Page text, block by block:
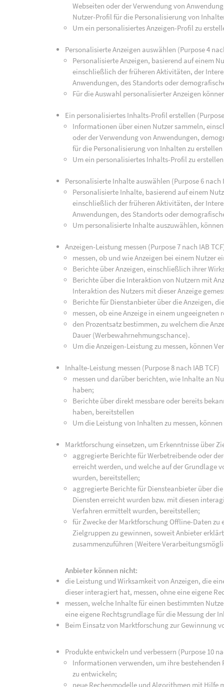
Webseiten oder der Verwendung von
Nutzer-Profil für die Personalisierung von
Um ein personalisiertes Anzeigen-Profil zu
Personalisierte Anzeigen auswählen (Purpose 4
Personalisierte Anzeigen, basierend auf einem
einschließlich der früheren Aktivitäten, der
Anwendungen, des Standorts oder
Für die Auswahl personalisierter Anzeigen
Ein personalisiertes Inhalts-Profil erstellen
Informationen über einen Nutzer sammeln,
oder der Verwendung von Anwendungen,
für die Personalisierung von Inhalten zu
Um ein personalisiertes Inhalts-Profil zu
Personalisierte Inhalte auswählen (Purpose 6 nach
Personalisierte Inhalte, basierend auf einem
einschließlich der früheren Aktivitäten, der
Anwendungen, des Standorts oder
Um personalisierte Inhalte auszuwählen,
Anzeigen-Leistung messen (Purpose 7 nach IAB
messen, ob und wie Anzeigen bei einem
Berichte über Anzeigen, einschließlich ihrer
Berichte über die Interaktion von Nutzern mit
Interaktion des Nutzers mit dieser Anzeige
Berichte für Dienstanbieter über die Anzeigen,
messen, ob eine Anzeige in einem
den Prozentsatz bestimmen, zu welchem die
Dauer (Werbewahrnehmungschance).
Um die Anzeigen-Leistung zu messen, können
Inhalte-Leistung messen (Purpose 8 nach IAB TCF)
messen und darüber berichten, wie Inhalte an
haben;
Berichte über direkt messbare oder bereits
haben, bereitstellen
Um die Leistung von Inhalten zu messen,
Marktforschung einsetzen, um Erkenntnisse über
aggregierte Berichte für Werbetreibende oder
erreicht werden, und welche auf der Grundlage
wurden, bereitstellen;
aggregierte Berichte für Diensteanbieter über
Diensten erreicht wurden bzw. mit diesen
Verfahren ermittelt wurden, bereitstellen;
für Zwecke der Marktforschung Offline-Daten
Zielgruppen zu gewinnen, soweit Anbieter
zusammenzuführen (Weitere
Anbieter können nicht:
die Leistung und Wirksamkeit von Anzeigen, die
dieser interagiert hat, messen, ohne eine eigene
messen, welche Inhalte für einen bestimmten
eine eigene Rechtsgrundlage für die Messung der
Beim Einsatz von Marktforschung zur Gewinnung
Produkte entwickeln und verbessern (Purpose 10
Informationen verwenden, um ihre bestehenden
zu entwickeln;
neue Rechenmodelle und Algorithmen mit Hilfe